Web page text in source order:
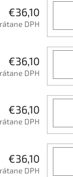
€36,10
DPH
€36,10
DPH
€36,10
DPH
€36,10
DPH